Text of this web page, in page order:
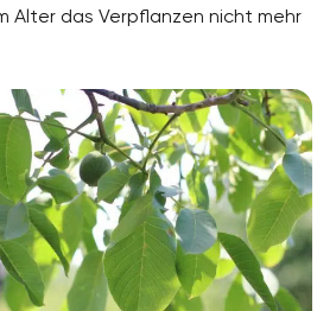
Alter das Verpflanzen nicht mehr